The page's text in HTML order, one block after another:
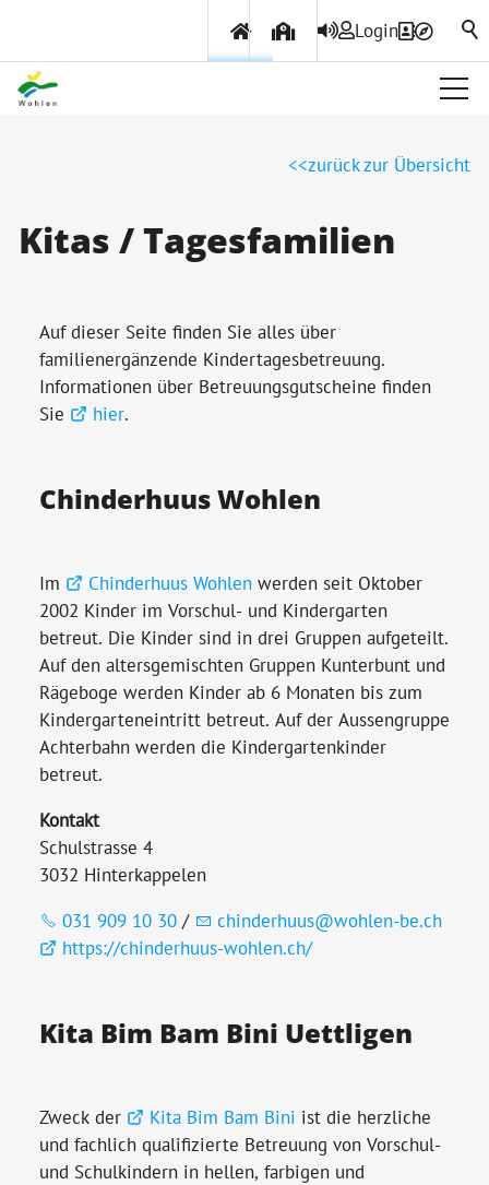
Login
Politik & Verwaltung
zurück zur Übersicht
Kitas / Tagesfamilien
Auf dieser Seite finden Sie alles über
familienergänzende Kindertagesbetreuung.
Informationen über Betreuungsgutscheine finden
Sie
hier.
Chinderhuus Wohlen
Im Chinderhuus Wohlen werden seit Oktober
2002 Kinder im Vorschul- und Kindergarten
betreut. Die Kinder sind in drei Gruppen aufgeteilt.
Auf den altersgemischten Gruppen Kunterbunt und
Rägeboge werden Kinder ab 6 Monaten bis zum
Kindergarteneintritt betreut. Auf der Aussengruppe
Achterbahn werden die Kindergartenkinder
betreut.
Kontakt
Schulstrasse 4
3032 Hinterkappelen
031 909 10 30 /
chinderhuus@wohlen-be.ch
https://chinderhuus-wohlen.ch/
Kita Bim Bam Bini Uettligen
Zweck der Kita Bim Bam Bini ist die herzliche
und fachlich qualifizierte Betreuung von Vorschul-
und Schulkindern in hellen, farbigen und